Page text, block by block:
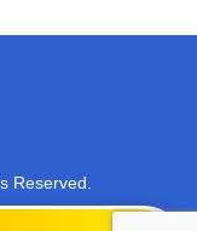
においてCookieを
テンツへのアク
Reserved.